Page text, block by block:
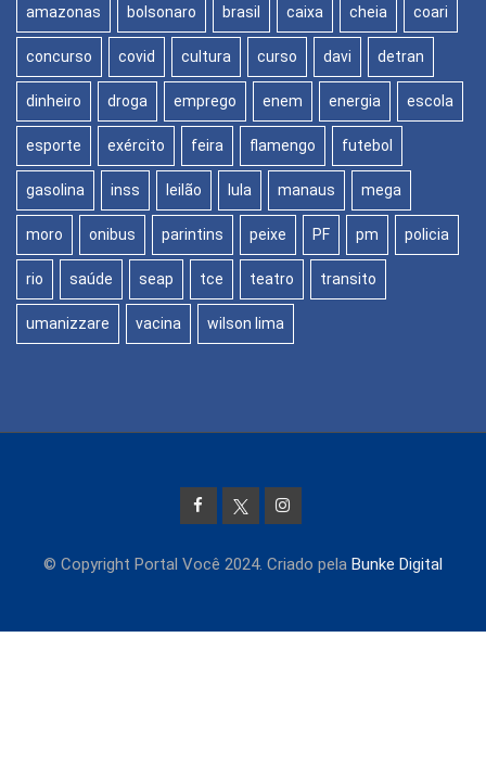
amazonas bolsonaro brasil caixa cheia coari
concurso covid cultura curso davi detran
dinheiro droga emprego enem energia escola
esporte exército feira flamengo futebol
gasolina inss leilão lula manaus mega
moro onibus parintins peixe PF pm policia
rio saúde seap tce teatro transito
umanizzare vacina wilson lima
© Copyright Portal Você 2024. Criado pela Bunke Digital